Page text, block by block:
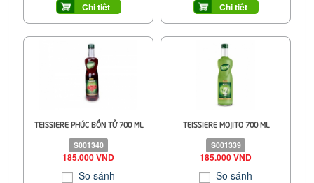
Chi tiết Chi tiết
TEISSIERE PHÚC BỒN TỬ 700 ML
S001340
185.000 VND
So sánh
TEISSIERE MOJITO 700 ML
S001339
185.000 VND
So sánh